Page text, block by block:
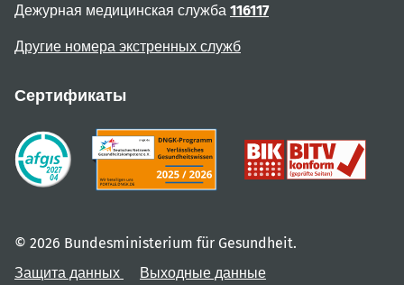
Дежурная медицинская служба 116117
Другие номера экстренных служб
Сертификаты
© 2026 Bundesministerium für Gesundheit.
Защита данных
Выходные данные